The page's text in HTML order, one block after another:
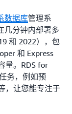
数据库管理系
几分钟内部署多
和 2022），包
和 Express
量。RDS for
务，例如预
，让您能专注于